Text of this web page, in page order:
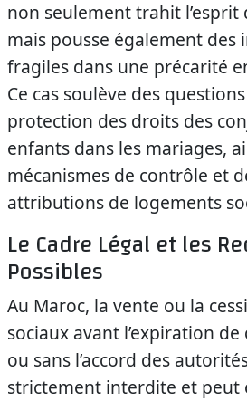
non seulement trahit l’esprit
mais pousse également des
fragiles dans une précarité
Ce cas soulève des
protection des droits des
enfants dans les mariages,
mécanismes de contrôle et
attributions de logements
Le Cadre Légal et les
Possibles
Au Maroc, la vente ou la
sociaux avant l’expiration
ou sans l’accord des
strictement interdite et peut